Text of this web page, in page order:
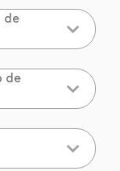
de
de